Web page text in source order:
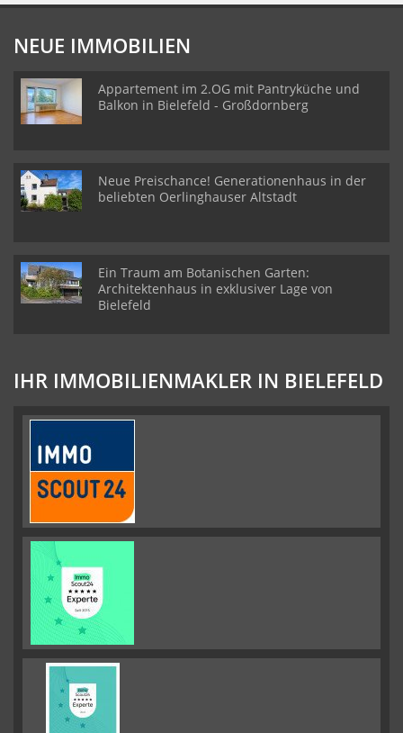
NEUE IMMOBILIEN
Appartement im 2.OG mit Pantryküche und
Balkon in Bielefeld - Großdornberg
Neue Preischance! Generationenhaus in der
beliebten Oerlinghauser Altstadt
Ein Traum am Botanischen Garten:
Architektenhaus in exklusiver Lage von
Bielefeld
IHR IMMOBILIENMAKLER IN BIELEFELD